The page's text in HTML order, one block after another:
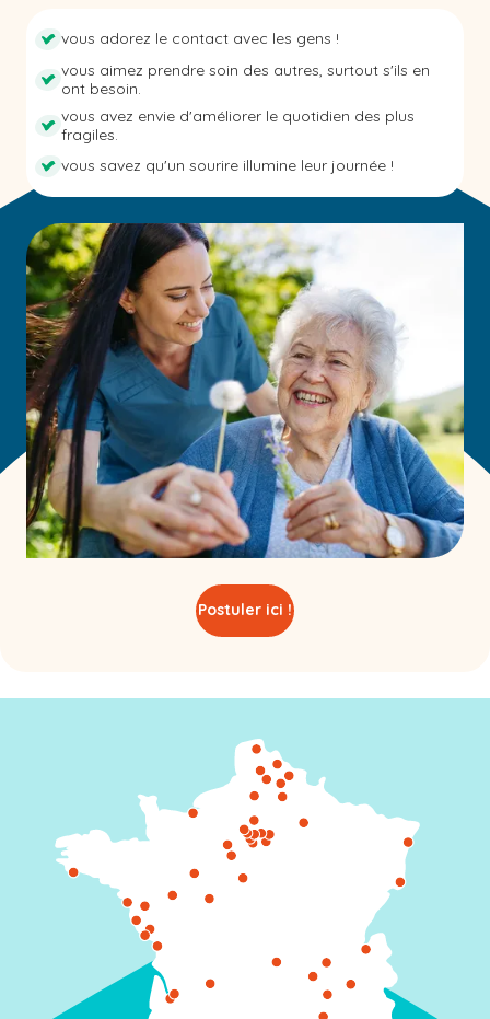
vous adorez le contact avec les gens !
vous aimez prendre soin des autres, surtout s'ils en
ont besoin.
vous avez envie d'améliorer le quotidien des plus
fragiles.
vous savez qu'un sourire illumine leur journée !
Postuler ici !